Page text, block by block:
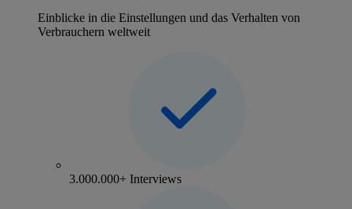
Einblicke in die Einstellungen und das Verhalten von
Verbrauchern weltweit
3.000.000+ Interviews